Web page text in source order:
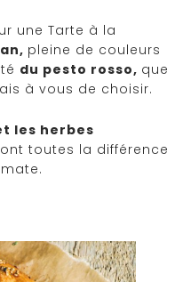
une Tarte à la
pleine de couleurs
du pesto rosso, que
à vous de choisir.
les herbes
toutes la différence